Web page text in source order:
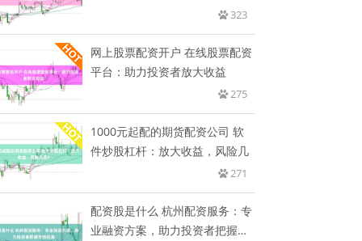
323
网上股票配资开户 在线股票配资
平台：助力投资者放大收益
275
1000元起配的期货配资公司 软
件炒股杠杆：放大收益，风险几
271
配资股是什么 杭州配资服务：专
业融资方案，助力投资者把握市